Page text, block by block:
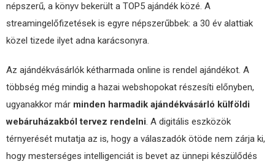
népszerű, a könyv bekerült a TOP5 ajándék közé. A
streamingelőfizetések is egyre népszerűbbek: a 30 év alattiak
közel tizede ilyet adna karácsonyra.
Az ajándékvásárlók kétharmada online is rendel ajándékot. A
többség még mindig a hazai webshopokat részesíti előnyben,
ugyanakkor már minden harmadik ajándékvásárló külföldi
webáruházakból tervez rendelni. A digitális eszközök
térnyerését mutatja az is, hogy a válaszadók ötöde nem zárja ki,
hogy mesterséges intelligenciát is bevet az ünnepi készülődés